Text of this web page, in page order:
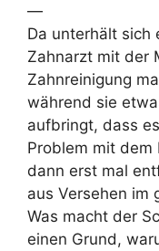
—
Da unterhält sich
Zahnarzt mit der
Zahnreinigung
während sie
aufbringt, dass
Problem mit dem
dann erst mal
aus Versehen im
Was macht der
einen Grund,